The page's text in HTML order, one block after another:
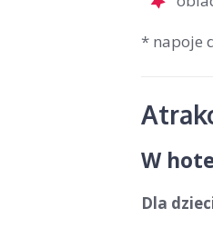
* napoje
W
Dla